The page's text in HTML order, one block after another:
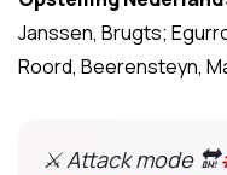
Janssen, Brugts;
Roord, Beerensteyn,
⚔️ Attack mode 🔛